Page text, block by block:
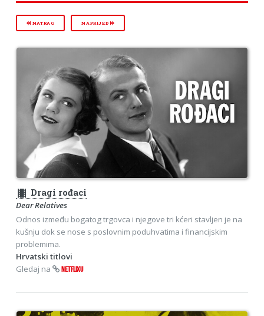
NATRAG NAPRIJED
theaters Dragi rođaci
Dear Relatives
Odnos između bogatog trgovca i njegove tri kćeri stavljen je na
kušnju dok se nose s poslovnim poduhvatima i financijskim
problemima.
Hrvatski titlovi
Gledaj na
NETFLIXU